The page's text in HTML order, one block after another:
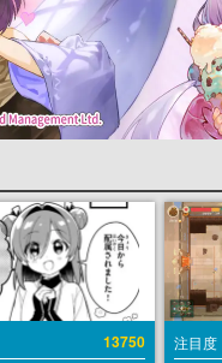
13750 注目度